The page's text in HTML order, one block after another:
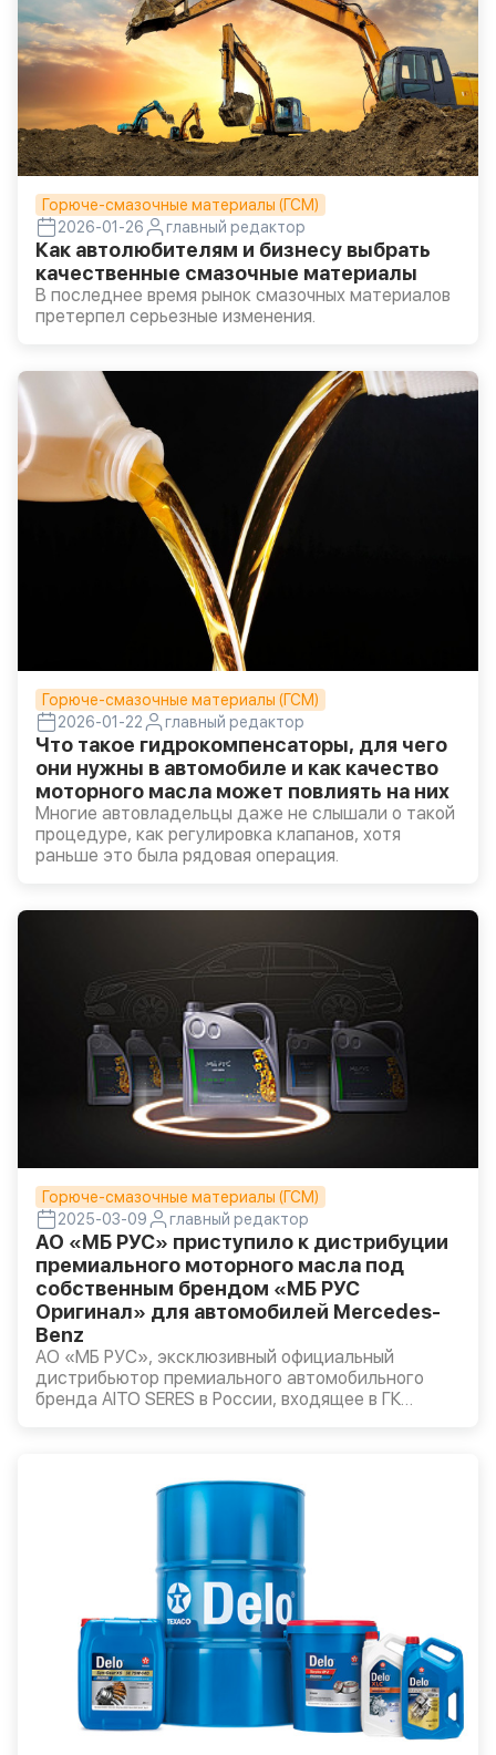
Горюче-смазочные материалы (ГСМ)
2026-01-26
главный редактор
Как автолюбителям и бизнесу выбрать
качественные смазочные материалы
В последнее время рынок смазочных материалов
претерпел серьезные изменения.
Горюче-смазочные материалы (ГСМ)
2026-01-22
главный редактор
Что такое гидрокомпенсаторы, для чего
они нужны в автомобиле и как качество
моторного масла может повлиять на них
Многие автовладельцы даже не слышали о такой
процедуре, как регулировка клапанов, хотя
раньше это была рядовая операция.
Горюче-смазочные материалы (ГСМ)
2025-03-09
главный редактор
АО «МБ РУС» приступило к дистрибуции
премиального моторного масла под
собственным брендом «МБ РУС
Оригинал» для автомобилей Mercedes-
Benz
АО «МБ РУС», эксклюзивный официальный
дистрибьютор премиального автомобильного
бренда AITO SERES в России, входящее в ГК
материалов, предназначенных для премиального
сервисного обслуживания автомобилей